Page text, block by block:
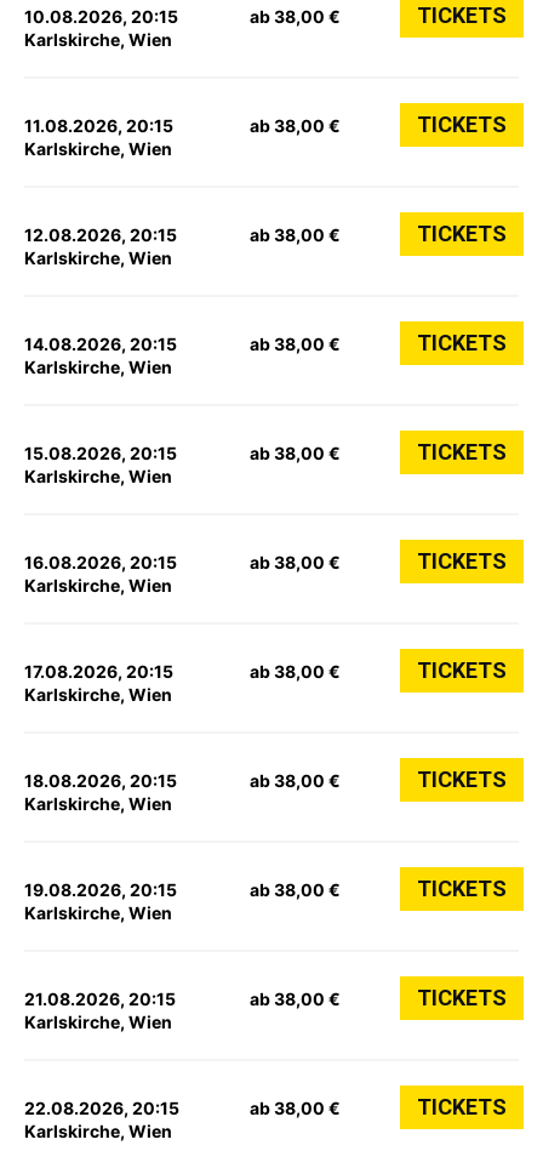
10.08.2026, 20:15
Karlskirche, Wien
ab 38,00 € TICKETS
11.08.2026, 20:15
Karlskirche, Wien
ab 38,00 € TICKETS
12.08.2026, 20:15
Karlskirche, Wien
ab 38,00 € TICKETS
14.08.2026, 20:15
Karlskirche, Wien
ab 38,00 € TICKETS
15.08.2026, 20:15
Karlskirche, Wien
ab 38,00 € TICKETS
16.08.2026, 20:15
Karlskirche, Wien
ab 38,00 € TICKETS
17.08.2026, 20:15
Karlskirche, Wien
ab 38,00 € TICKETS
18.08.2026, 20:15
Karlskirche, Wien
ab 38,00 € TICKETS
19.08.2026, 20:15
Karlskirche, Wien
ab 38,00 € TICKETS
21.08.2026, 20:15
Karlskirche, Wien
ab 38,00 € TICKETS
22.08.2026, 20:15
Karlskirche, Wien
ab 38,00 € TICKETS